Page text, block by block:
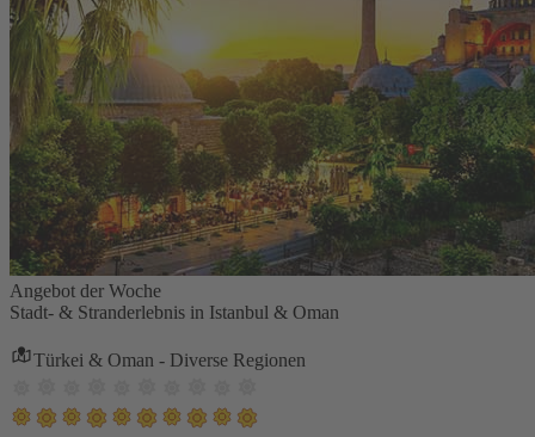
Angebot der Woche
Stadt- & Stranderlebnis in Istanbul & Oman
Türkei & Oman - Diverse Regionen